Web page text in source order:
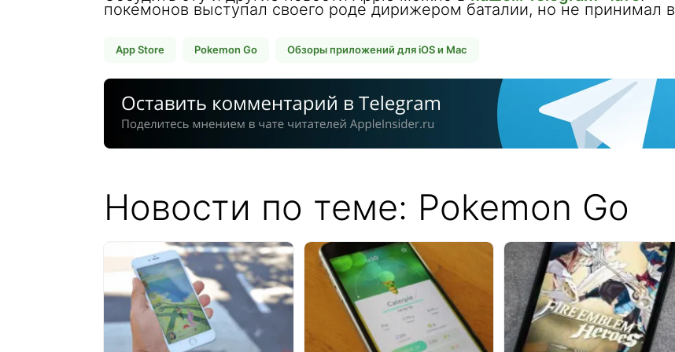
покемонов выступал своего роде дирижером баталии, но не принимал в
App Store Pokemon Go Обзоры приложений для iOS и Mac
Новости по теме: Pokemon Go